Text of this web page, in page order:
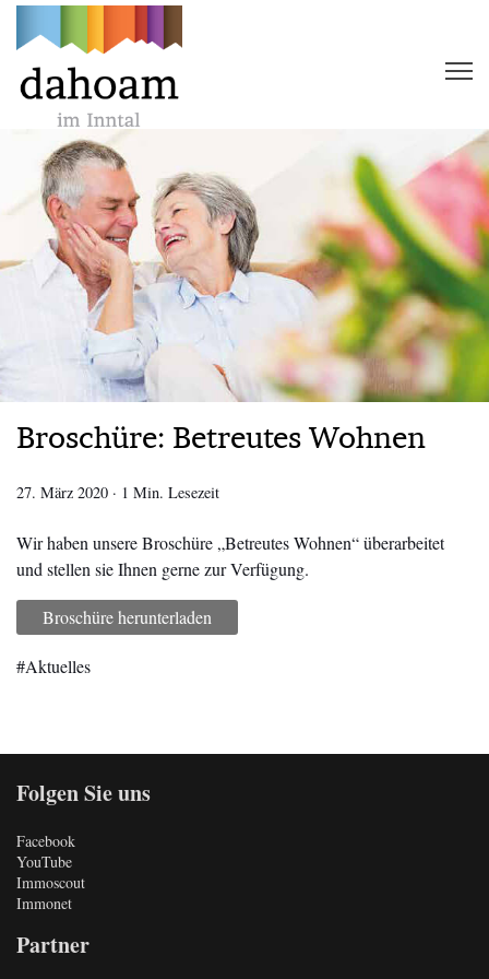
Broschüre: Betreutes Wohnen
27. März 2020 · 1 Min. Lesezeit
Wir haben unsere Broschüre „Betreutes Wohnen“ überarbeitet
und stellen sie Ihnen gerne zur Verfügung.
Broschüre herunterladen
Aktuelles
Folgen Sie uns
Facebook
YouTube
Immoscout
Immonet
Partner